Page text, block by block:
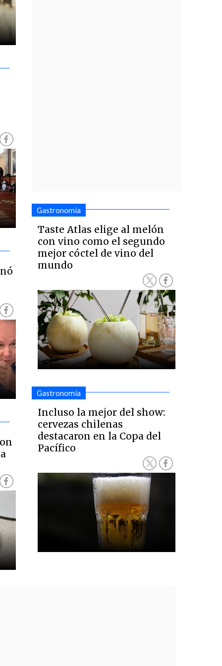
Gastronomía
Taste Atlas elige al melón
con vino como el segundo
mejor cóctel de vino del
mundo
Gastronomía
Incluso la mejor del show:
cervezas chilenas
destacaron en la Copa del
Pacífico